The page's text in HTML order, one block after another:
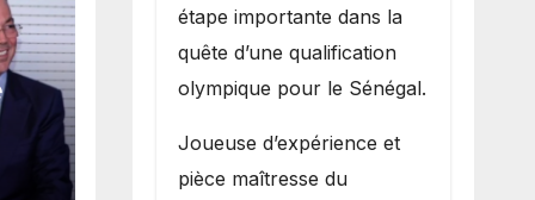
la
étape importante dans la
quête d’une qualification
olympique pour le Sénégal.
Joueuse d’expérience et
pièce maîtresse du